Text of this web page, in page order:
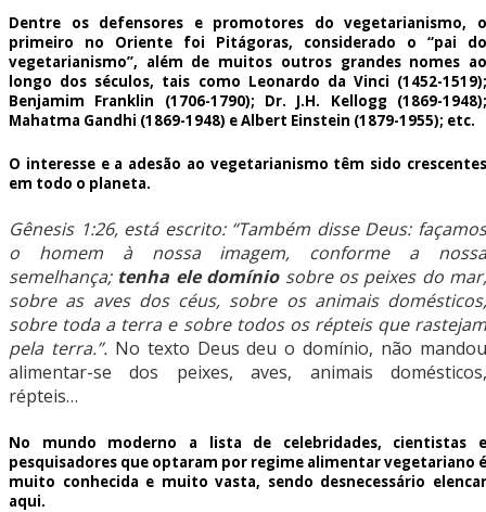
Dentre os defensores e promotores do vegetarianismo, o
primeiro no Oriente foi Pitágoras, considerado o “pai do
vegetarianismo”, além de muitos outros grandes nomes ao
longo dos séculos, tais como Leonardo da Vinci (1452-1519);
Benjamim Franklin (1706-1790); Dr. J.H. Kellogg (1869-1948);
Mahatma Gandhi (1869-1948) e Albert Einstein (1879-1955); etc.
O interesse e a adesão ao vegetarianismo têm sido crescentes
em todo o planeta.
Gênesis 1:26, está escrito: “Também disse Deus: façamos
o homem à nossa imagem, conforme a nossa
semelhança; tenha ele domínio sobre os peixes do mar,
sobre as aves dos céus, sobre os animais domésticos,
sobre toda a terra e sobre todos os répteis que rastejam
pela terra.”. No texto Deus deu o domínio, não
alimentar-se dos peixes, aves, animais domésticos,
répteis…
No mundo moderno a lista de celebridades, cientistas e
pesquisadores que optaram por regime alimentar vegetariano é
muito conhecida e muito vasta, sendo desnecessário elencar
aqui.